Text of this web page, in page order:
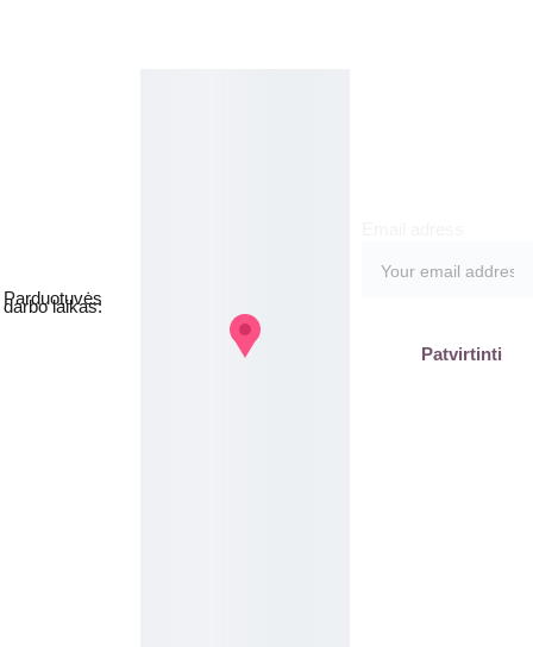
Patvirtinti
Parduotuvės
darbo laikas: